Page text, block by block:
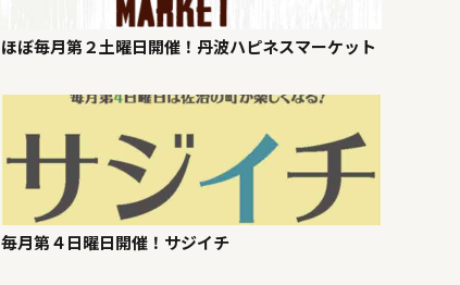
ほぼ毎月第２土曜日開催！丹波ハピネスマーケット
毎月第４日曜日開催！サジイチ